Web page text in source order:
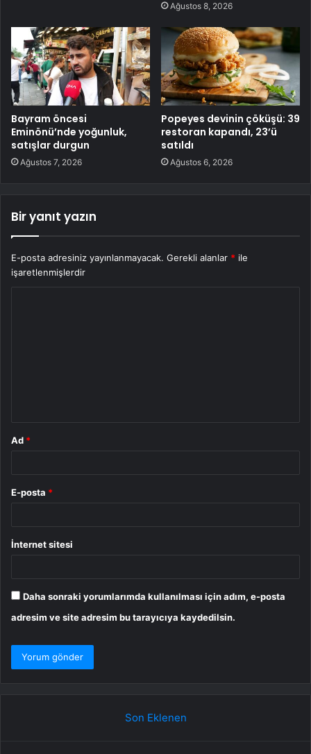
Ağustos 8, 2026
Bayram öncesi
Eminönü’nde yoğunluk,
satışlar durgun
Ağustos 7, 2026
Popeyes devinin çöküşü: 39
restoran kapandı, 23’ü
satıldı
Ağustos 6, 2026
Bir yanıt yazın
E-posta adresiniz yayınlanmayacak. Gerekli alanlar * ile
işaretlenmişlerdir
Ad *
E-posta *
İnternet sitesi
Daha sonraki yorumlarımda kullanılması için adım, e-posta
adresim ve site adresim bu tarayıcıya kaydedilsin.
Son Eklenen